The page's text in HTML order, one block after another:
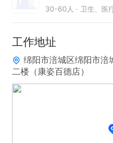
30-60人 卫生、医
工作地址
绵阳市涪城区绵阳市涪
二楼（康姿百德店）